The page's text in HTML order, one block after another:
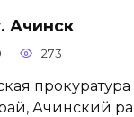
Ачинск
273
прокуратура
Ачинский